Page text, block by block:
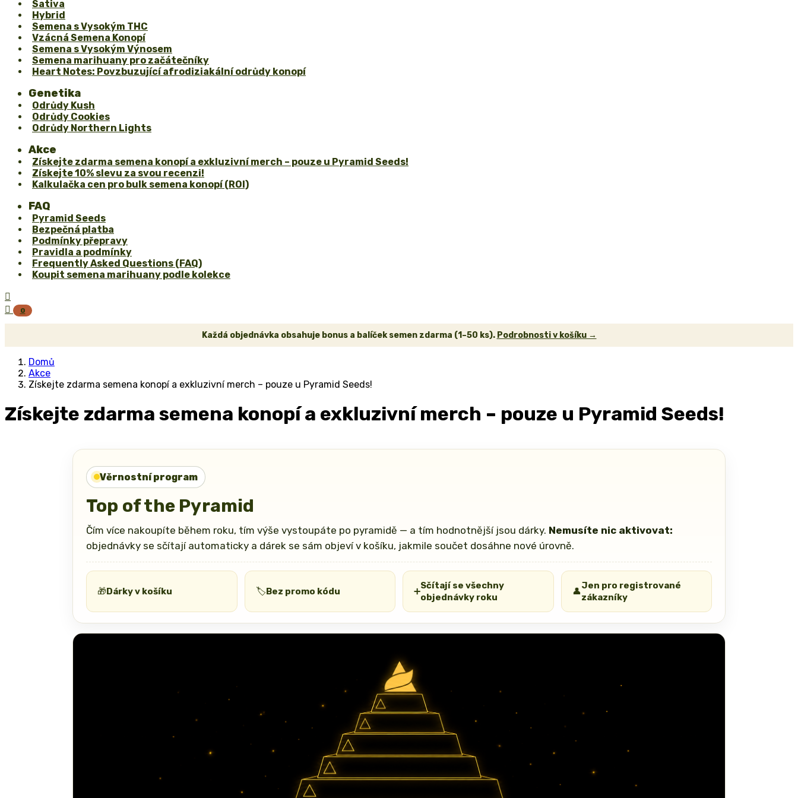
Sativa
Hybrid
Semena s Vysokým THC
Vzácná Semena Konopí
Semena s Vysokým Výnosem
Semena marihuany pro začátečníky
Heart Notes: Povzbuzující afrodiziakální odrůdy konopí
Genetika
Odrůdy Kush
Odrůdy Cookies
Odrůdy Northern Lights
Akce
Získejte zdarma semena konopí a exkluzivní merch – pouze u Pyramid Seeds!
Získejte 10% slevu za svou recenzi!
Kalkulačka cen pro bulk semena konopí (ROI)
FAQ
Pyramid Seeds
Bezpečná platba
Podmínky přepravy
Pravidla a podmínky
Frequently Asked Questions (FAQ)
Koupit semena marihuany podle kolekce


0
Každá objednávka obsahuje bonus a balíček semen zdarma (1–50 ks). Podrobnosti v košíku →
Domů
Akce
Získejte zdarma semena konopí a exkluzivní merch – pouze u Pyramid Seeds!
Získejte zdarma semena konopí a exkluzivní merch – pouze u Pyramid Seeds!
Věrnostní program
Top of the Pyramid
Čím více nakoupíte během roku, tím výše vystoupáte po pyramidě — a tím hodnotnější jsou dárky. Nemusíte nic aktivovat:
objednávky se sčítají automaticky a dárek se sám objeví v košíku, jakmile součet dosáhne nové úrovně.
🎁Dárky v košíku 🏷️Bez promo kódu ➕
Sčítají se všechny
objednávky roku
👤
Jen pro registrované
zákazníky